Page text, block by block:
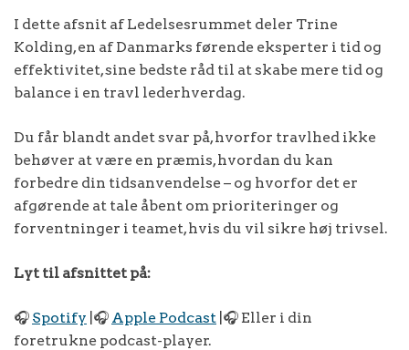
I dette afsnit af Ledelsesrummet deler Trine
Kolding, en af Danmarks førende eksperter i tid og
effektivitet, sine bedste råd til at skabe mere tid og
balance i en travl lederhverdag.
Du får blandt andet svar på, hvorfor travlhed ikke
behøver at være en præmis, hvordan du kan
forbedre din tidsanvendelse – og hvorfor det er
afgørende at tale åbent om prioriteringer og
forventninger i teamet, hvis du vil sikre høj trivsel.
Lyt til afsnittet på:
🎧 Spotify |🎧 Apple Podcast |🎧 Eller i din
foretrukne podcast-player.